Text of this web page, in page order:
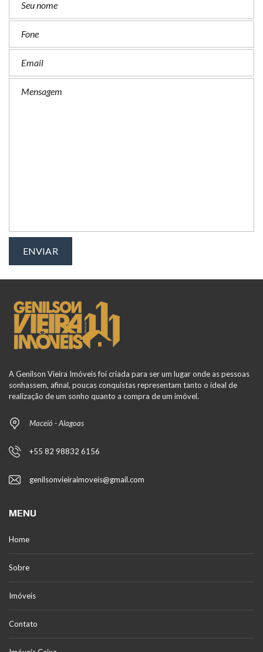
A Genilson Vieira Imóveis foi criada para ser um lugar onde as pessoas
sonhassem, afinal, poucas conquistas representam tanto o ideal de
realização de um sonho quanto a compra de um imóvel.
Maceió - Alagoas
+55 82 98832 6156
genilsonvieiraimoveis@gmail.com
MENU
Home
Sobre
Imóveis
Contato